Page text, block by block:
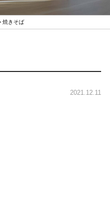
焼きそば
2021.12.11